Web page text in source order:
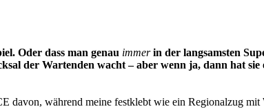
Oder dass man genau immerin der langsamsten
der Wartenden wacht – aber wenn ja, dann hat sie
davon, während meine festklebt wie ein Regionalzug